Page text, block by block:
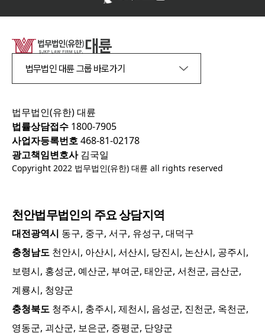
법무법인 대륜 그룹 바로가기
법무법인(유한) 대륜
법률상담접수 1800-7905
사업자등록번호468-81-02178
광고책임변호사김국일
Copyright 2022 법무법인(유한) 대륜 all rights reserved
천안법무법인의 주요 상담지역
대전광역시 동구, 중구, 서구, 유성구, 대덕구
충청남도 천안시, 아산시, 서산시, 당진시, 논산시, 공주시,
보령시, 홍성군, 예산군, 부여군, 태안군, 서천군, 금산군,
계룡시, 청양군
충청북도 청주시, 충주시, 제천시, 음성군, 진천군, 옥천군,
영동군, 괴산군, 보은군, 증평군, 단양군